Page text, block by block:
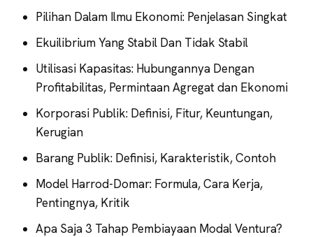
Pilihan Dalam Ilmu Ekonomi: Penjelasan Singkat
Ekuilibrium Yang Stabil Dan Tidak Stabil
Utilisasi Kapasitas: Hubungannya Dengan
Profitabilitas, Permintaan Agregat dan Ekonomi
Korporasi Publik: Definisi, Fitur, Keuntungan,
Kerugian
Barang Publik: Definisi, Karakteristik, Contoh
Model Harrod-Domar: Formula, Cara Kerja,
Pentingnya, Kritik
Apa Saja 3 Tahap Pembiayaan Modal Ventura?